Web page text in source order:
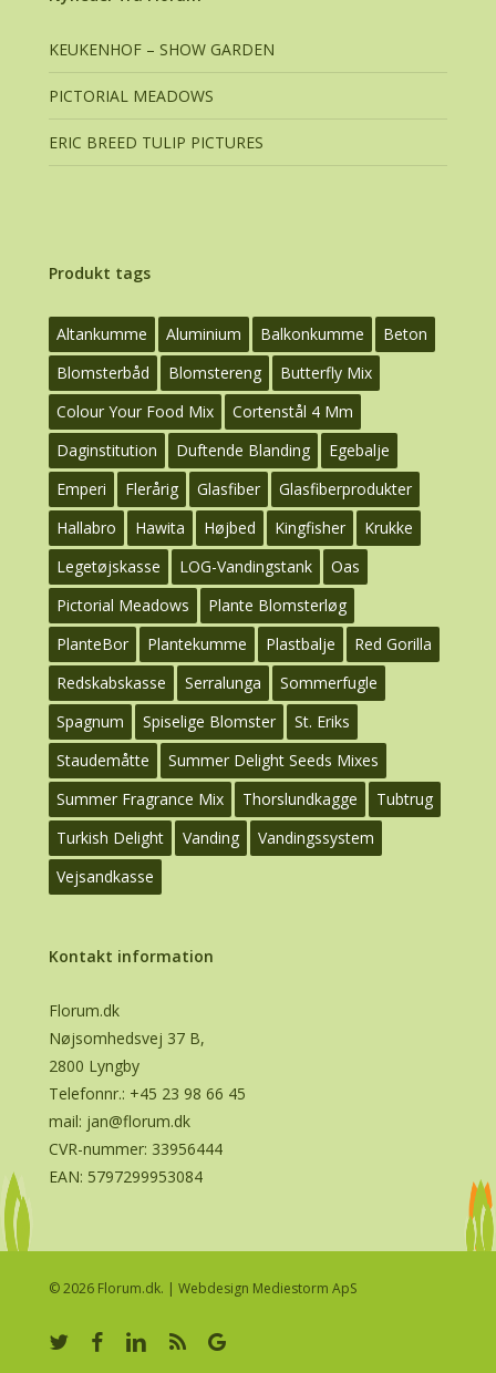
KEUKENHOF – SHOW GARDEN
PICTORIAL MEADOWS
ERIC BREED TULIP PICTURES
Produkt tags
Altankumme Aluminium Balkonkumme
Beton
Blomsterbåd
Blomstereng
Butterfly Mix
Colour Your Food Mix
Cortenstål 4 Mm
Daginstitution
Duftende Blanding
Egebalje
Emperi
Flerårig Glasfiber
Glasfiberprodukter
Hallabro
Hawita Højbed Kingfisher
Krukke
Legetøjskasse
LOG-Vandingstank
Oas
Pictorial Meadows
Plante Blomsterløg
PlanteBor
Plantekumme Plastbalje
Red Gorilla
Redskabskasse
Serralunga
Sommerfugle
Spagnum
Spiselige Blomster
St. Eriks
Staudemåtte
Summer Delight Seeds Mixes
Summer Fragrance Mix
Thorslundkagge
Tubtrug
Turkish Delight
Vanding
Vandingssystem
Vejsandkasse
Kontakt information
Florum.dk
Nøjsomhedsvej 37 B,
2800 Lyngby
Telefonnr.: +45 23 98 66 45
mail: jan@florum.dk
CVR-nummer: 33956444
EAN: 5797299953084
© 2026 Florum.dk. |Webdesign Mediestorm ApS
twitter facebooklinkedinRSS
google-